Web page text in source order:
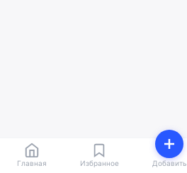
Главная Избранное Добавить